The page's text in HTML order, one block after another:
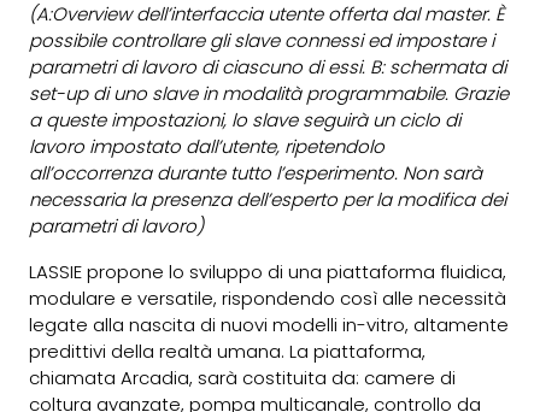
(A:Overview dell’interfaccia utente offerta dal master. È
possibile controllare gli slave connessi ed impostare i
parametri di lavoro di ciascuno di essi. B: schermata di
set-up di uno slave in modalità programmabile. Grazie
a queste impostazioni, lo slave seguirà un ciclo di
lavoro impostato dall’utente, ripetendolo
all’occorrenza durante tutto l’esperimento. Non sarà
necessaria la presenza dell’esperto per la modifica dei
parametri di lavoro)
LASSIE propone lo sviluppo di una piattaforma fluidica,
modulare e versatile, rispondendo così alle necessità
legate alla nascita di nuovi modelli in-vitro, altamente
predittivi della realtà umana. La piattaforma,
chiamata Arcadia, sarà costituita da: camere di
coltura avanzate, pompa multicanale, controllo da